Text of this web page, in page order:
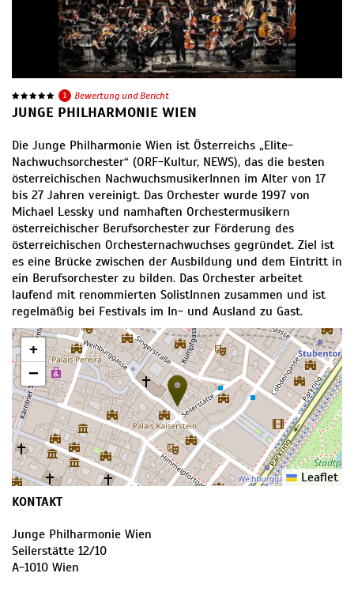
1 Bewertung und Bericht
JUNGE PHILHARMONIE WIEN
Die Junge Philharmonie Wien ist Österreichs „Elite-
Nachwuchsorchester“ (ORF-Kultur, NEWS), das die besten
österreichischen NachwuchsmusikerInnen im Alter von 17
bis 27 Jahren vereinigt. Das Orchester wurde 1997 von
Michael Lessky und namhaften Orchestermusikern
österreichischer Berufsorchester zur Förderung des
österreichischen Orchesternachwuchses gegründet. Ziel ist
es eine Brücke zwischen der Ausbildung und dem Eintritt in
ein Berufsorchester zu bilden. Das Orchester arbeitet
laufend mit renommierten SolistInnen zusammen und ist
regelmäßig bei Festivals im In- und Ausland zu Gast.
+
−
Leaflet
KONTAKT
Junge Philharmonie Wien
Seilerstätte 12/10
A-1010 Wien